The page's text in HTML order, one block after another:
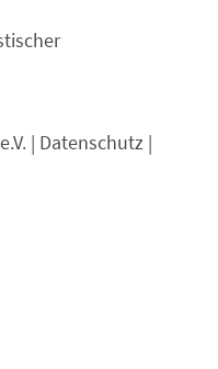
| Datenschutz |